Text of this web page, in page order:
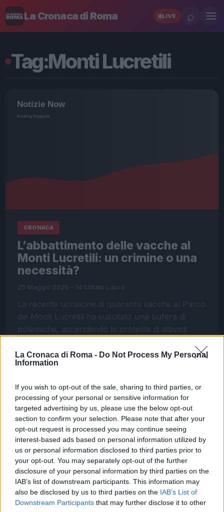
La Cronaca di Roma - Do Not Process My Personal
Information
If you wish to opt-out of the sale, sharing to third parties, or
processing of your personal or sensitive information for
targeted advertising by us, please use the below opt-out
section to confirm your selection. Please note that after your
opt-out request is processed you may continue seeing
interest-based ads based on personal information utilized by
us or personal information disclosed to third parties prior to
your opt-out. You may separately opt-out of the further
disclosure of your personal information by third parties on the
IAB’s list of downstream participants. This information may
also be disclosed by us to third parties on the IAB’s List of
Downstream Participants that may further disclose it to other
La Cronaca di Roma LIVE ⌕
Tag:Monti Lucretili
CRONACA
L’abbattimento delle vacche al
Monti Lucretili: un crimine o una
necessità?
25 Maggio 2026 - 14:55Italo Lauro
La recente uccisione di quaranta vacche al Parco
dei Monti Lucretili ha suscitato una bufera di
polemiche, accendendo le proteste di attivisti
salvate!”,…
ULTIME NOTIZIE
Dalla festa al dramma: la morte di
Benedetta Marino e l’appello per
un futuro più sicuro per i giovani
9 ore fa
Calciomercato Roma: Gasperini
alza la voce, tensioni con la
società e futuro incerto